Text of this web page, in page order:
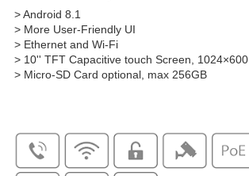
> Android 8.1
> More User-Friendly UI
> Ethernet and Wi-Fi
> 10'' TFT Capacitive touch Screen, 1024×600
> Micro-SD Card optional, max 256GB